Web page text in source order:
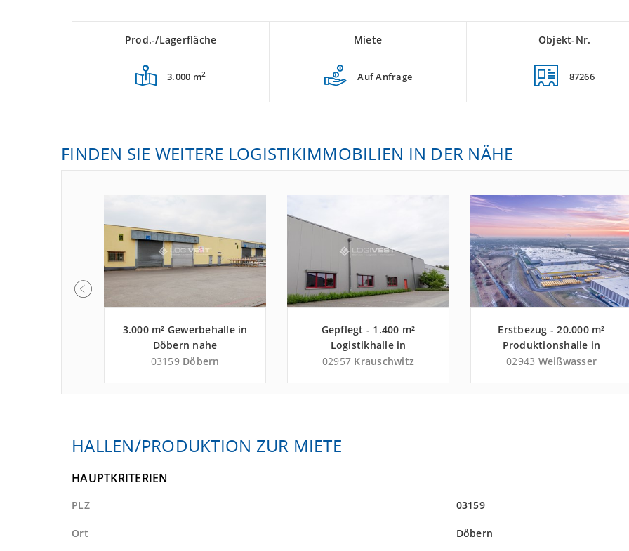
Prod.-/Lagerfläche
3.000 m2
Miete
Auf Anfrage
Objekt-Nr.
87266
FINDEN SIE WEITERE LOGISTIKIMMOBILIEN IN DER NÄHE
3.000 m² Gewerbehalle in
Döbern nahe
Güterverkehrszentrum
Landkreis Spree-Neiße
03159 Döbern
Gepflegt - 1.400 m²
Logistikhalle in
Krauschwitz nahe
Terminal Schwarzheide -
02957 Krauschwitz
Erstbezug - 20.000 m²
Produktionshalle in
Weißwasser nahe
Terminal Schwarzheide -
02943 Weißwasser
HALLEN/PRODUKTION ZUR MIETE
HAUPTKRITERIEN
PLZ 03159
Ort Döbern